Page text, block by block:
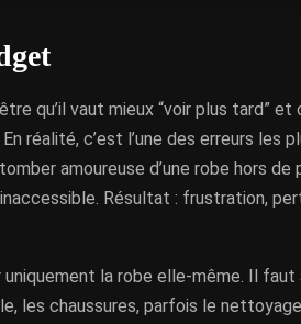
qu’il vaut mieux “voir plus tard” et
réalité, c’est l’une des erreurs les
amoureuse d’une robe hors de
Résultat : frustration,
la robe elle-même. Il faut
les chaussures, parfois le